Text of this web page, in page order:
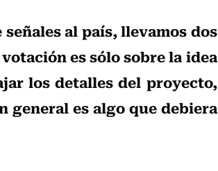
al país, llevamos dos
es sólo sobre la idea
los detalles del proyecto,
general es algo que debiera